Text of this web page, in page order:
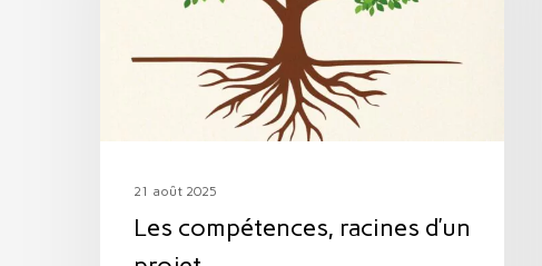
21 août 2025
Les compétences, racines d’un